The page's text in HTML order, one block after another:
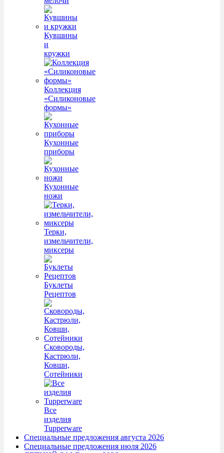
Кувшины
и
кружки
Коллекция
«Силиконовые
формы»
Кухонные
приборы
Кухонные
ножи
Терки,
измельчители,
миксеры
Буклеты
Рецептов
Сковороды,
Кастрюли,
Ковши,
Сотейники
Все
изделия
Tupperware
Специальные предложения августа 2026
Специальные предложения июля 2026